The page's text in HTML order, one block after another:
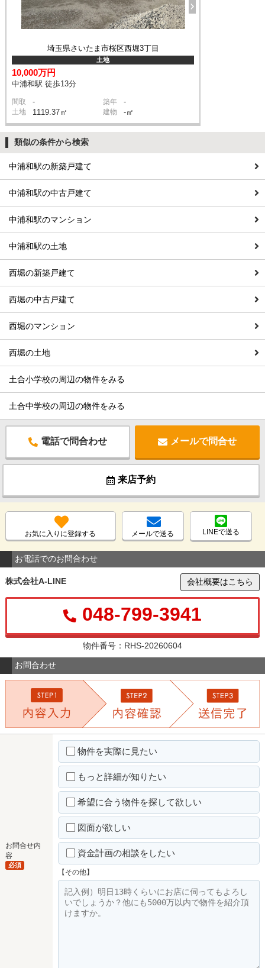
埼玉県さいたま市桜区西堀3丁目
土地
10,000万円
中浦和駅 徒歩13分
間取 - 築年 -
土地 1119.37㎡ 建物 -㎡
類似の条件から検索
中浦和駅の新築戸建て
中浦和駅の中古戸建て
中浦和駅のマンション
中浦和駅の土地
西堀の新築戸建て
西堀の中古戸建て
西堀のマンション
西堀の土地
土合小学校の周辺の物件をみる
土合中学校の周辺の物件をみる
電話で問合わせ メールで問合せ
来店予約
お気に入りに登録する メールで送る LINEで送る
お電話でのお問合わせ
株式会社A-LINE 会社概要はこちら
048-799-3941
物件番号：RHS-20260604
お問合わせ
お問合せ内
容
必須
物件を実際に見たい
もっと詳細が知りたい
希望に合う物件を探して欲しい
図面が欲しい
資金計画の相談をしたい
【その他】